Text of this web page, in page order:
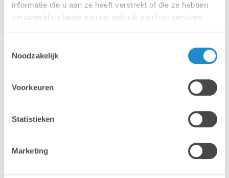
informatie die u aan ze heeft verstrekt of die ze hebben
verzameld op basis van uw gebruik van hun services.
Noodzakelijk
Voorkeuren
Statistieken
Marketing
NOUS SOMMES HEUREUX DE
Prénom